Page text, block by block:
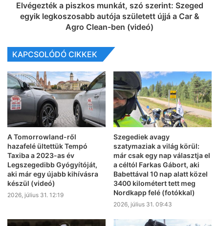
Elvégezték a piszkos munkát, szó szerint: Szeged
egyik legkoszosabb autója született újjá a Car &
Agro Clean-ben (videó)
KAPCSOLÓDÓ CIKKEK
A Tomorrowland-ről
hazafelé ültettük Tempó
Taxiba a 2023-as év
Legszegedibb Gyógyítóját,
aki már egy újabb kihívásra
készül (videó)
2026, július 31. 12:19
Szegediek avagy
szatymaziak a világ körül:
már csak egy nap választja el
a céltól Farkas Gábort, aki
Babettával 10 nap alatt közel
3400 kilométert tett meg
Nordkapp felé (fotókkal)
2026, július 31. 09:43